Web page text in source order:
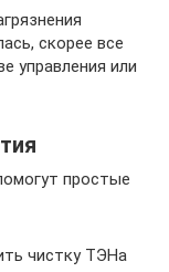
скорее все
управления или
простые
чистку ТЭНа